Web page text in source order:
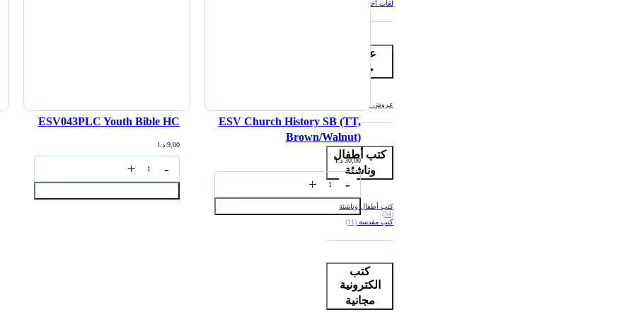
لغات أخرى
عروض
خاصة
عروض خاصة
كتب أطفال
وناشئة
كتب أطفال وناشئة
(34)
كتب مقدسة (11)
كتب
الكترونية
مجانية
ESV Church History SB (TT,
Brown/Walnut)
30,00 د.ا
ESV043PLC Youth Bible HC
9,00 د.ا